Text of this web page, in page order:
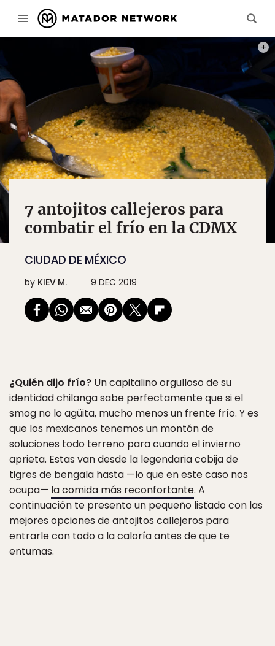
7 antojitos callejeros para
combatir el frío en la CDMX
CIUDAD DE MÉXICO
by KIEV M. 9 DEC 2019
¿Quién dijo frío? Un capitalino orgulloso de su
identidad chilanga sabe perfectamente que si el
smog no lo agüita, mucho menos un frente frío. Y es
que los mexicanos tenemos un montón de
soluciones todo terreno para cuando el invierno
aprieta. Estas van desde la legendaria cobija de
tigres de bengala hasta —lo que en este caso nos
ocupa— la comida más reconfortante. A
continuación te presento un pequeño listado con las
mejores opciones de antojitos callejeros para
entrarle con todo a la caloría antes de que te
entumas.